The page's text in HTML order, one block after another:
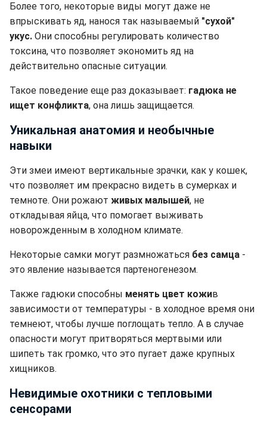
Более того, некоторые виды могут даже не
впрыскивать яд, нанося так называемый "сухой"
укус. Они способны регулировать количество
токсина, что позволяет экономить яд на
действительно опасные ситуации.
Такое поведение еще раз доказывает: гадюка не
ищет конфликта, она лишь защищается.
Уникальная анатомия и необычные
навыки
Эти змеи имеют вертикальные зрачки, как у кошек,
что позволяет им прекрасно видеть в сумерках и
темноте. Они рожают живых малышей, не
откладывая яйца, что помогает выживать
новорожденным в холодном климате.
Некоторые самки могут размножаться без самца -
это явление называется партеногенезом.
Также гадюки способны менять цвет кожив
зависимости от температуры - в холодное время они
темнеют, чтобы лучше поглощать тепло. А в случае
опасности могут притворяться мертвыми или
шипеть так громко, что это пугает даже крупных
хищников.
Невидимые охотники с тепловыми
сенсорами